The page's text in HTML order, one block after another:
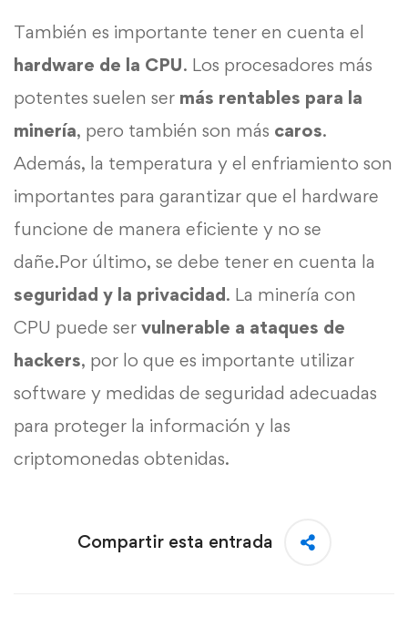
También es importante tener en cuenta el
hardware de la CPU. Los procesadores más
potentes suelen ser más rentables para la
minería, pero también son más caros.
Además, la temperatura y el enfriamiento son
importantes para garantizar que el hardware
funcione de manera eficiente y no se
dañe.Por último, se debe tener en cuenta la
seguridad y la privacidad. La minería con
CPU puede ser vulnerable a ataques de
hackers, por lo que es importante utilizar
software y medidas de seguridad adecuadas
para proteger la información y las
criptomonedas obtenidas.
Compartir esta entrada